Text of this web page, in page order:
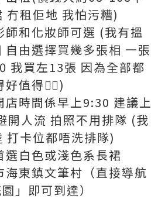
冇租佢地 我怕污糟)
師和化妝師可選 (我有搵
自由選擇買幾多張相 一張
我買左13張 因為全部都
值得💁‍♀️)
時間係早上9:30 建議上
開人流 拍照不用排隊 (我
打卡位都唔洗排隊)
選白色或淺色系長裙
海東鎮文筆村（直接導航
」即可到達）